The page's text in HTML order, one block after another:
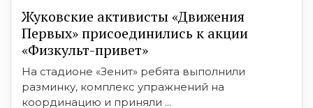
Жуковские активисты «Движения
Первых» присоединились к акции
«Физкульт-привет»
На стадионе «Зенит» ребята выполнили
разминку, комплекс упражнений на
координацию и приняли ...